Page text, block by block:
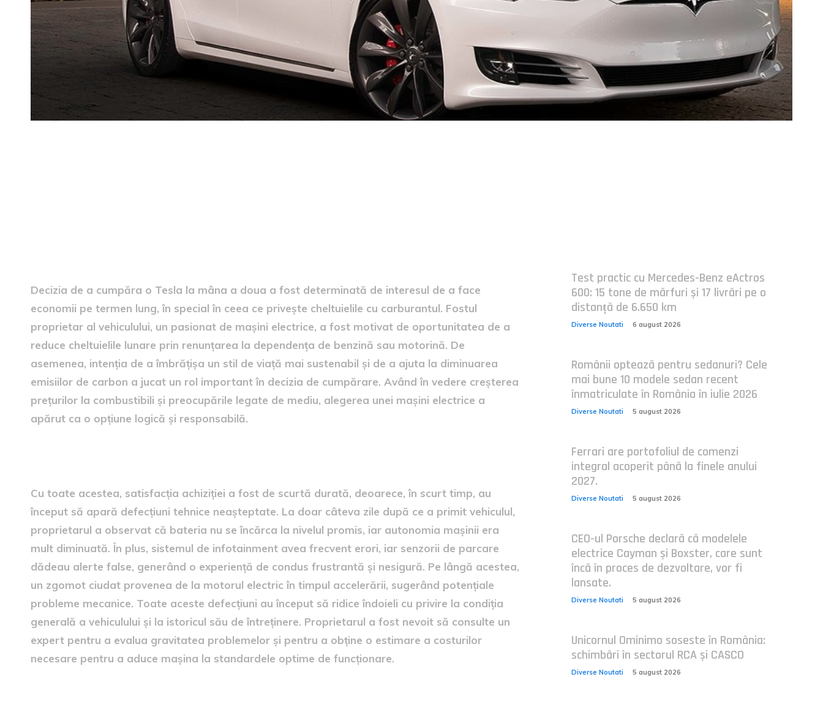
Decizia de a cumpăra o Tesla la mâna a doua a fost determinată de interesul de a face
economii pe termen lung, în special în ceea ce privește cheltuielile cu carburantul. Fostul
proprietar al vehiculului, un pasionat de mașini electrice, a fost motivat de oportunitatea de a
reduce cheltuielile lunare prin renunțarea la dependența de benzină sau motorină. De
asemenea, intenția de a îmbrățișa un stil de viață mai sustenabil și de a ajuta la diminuarea
emisiilor de carbon a jucat un rol important în decizia de cumpărare. Având în vedere creșterea
prețurilor la combustibili și preocupările legate de mediu, alegerea unei mașini electrice a
apărut ca o opțiune logică și responsabilă.
Cu toate acestea, satisfacția achiziției a fost de scurtă durată, deoarece, în scurt timp, au
început să apară defecțiuni tehnice neașteptate. La doar câteva zile după ce a primit vehiculul,
proprietarul a observat că bateria nu se încărca la nivelul promis, iar autonomia mașinii era
mult diminuată. În plus, sistemul de infotainment avea frecvent erori, iar senzorii de parcare
dădeau alerte false, generând o experiență de condus frustrantă și nesigură. Pe lângă acestea,
un zgomot ciudat provenea de la motorul electric în timpul accelerării, sugerând potențiale
probleme mecanice. Toate aceste defecțiuni au început să ridice îndoieli cu privire la condiția
generală a vehiculului și la istoricul său de întreținere. Proprietarul a fost nevoit să consulte un
expert pentru a evalua gravitatea problemelor și pentru a obține o estimare a costurilor
necesare pentru a aduce mașina la standardele optime de funcționare.
Test practic cu Mercedes-Benz eActros
600: 15 tone de mărfuri și 17 livrări pe o
distanță de 6.650 km
Diverse Noutati 6 august 2026
Românii optează pentru sedanuri? Cele
mai bune 10 modele sedan recent
înmatriculate în România în iulie 2026
Diverse Noutati 5 august 2026
Ferrari are portofoliul de comenzi
integral acoperit până la finele anului
2027.
Diverse Noutati 5 august 2026
CEO-ul Porsche declară că modelele
electrice Cayman și Boxster, care sunt
încă în proces de dezvoltare, vor fi
lansate.
Diverse Noutati 5 august 2026
Unicornul Ominimo soseste în România:
schimbări în sectorul RCA și CASCO
Diverse Noutati 5 august 2026